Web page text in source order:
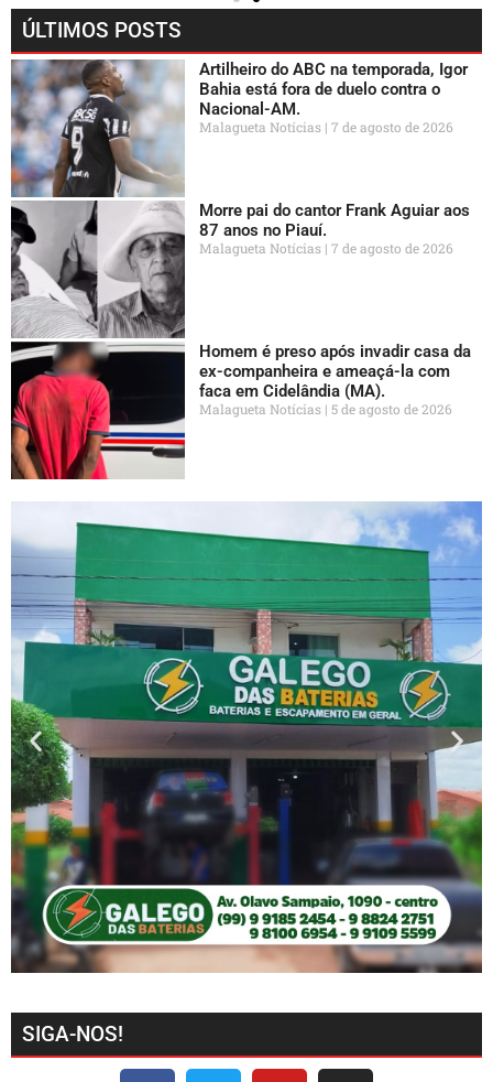
ÚLTIMOS POSTS
Artilheiro do ABC na temporada, Igor
Bahia está fora de duelo contra o
Nacional-AM.
Malagueta Notícias 7 de agosto de 2026
Morre pai do cantor Frank Aguiar aos
87 anos no Piauí.
Malagueta Notícias 7 de agosto de 2026
Homem é preso após invadir casa da
ex-companheira e ameaçá-la com
faca em Cidelândia (MA).
Malagueta Notícias 5 de agosto de 2026
SIGA-NOS!